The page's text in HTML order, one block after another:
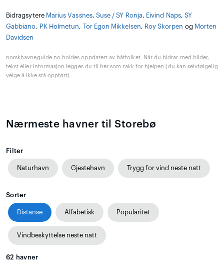
Bidragsytere Marius Vassnes, Suse / SY Ronja, Eivind Naps, SY
Gabbiano, PK Holmetun, Tor Egon Mikkelsen, Roy Skorpen og Morten
Davidsen
norskhavneguide.no holdes oppdatert av båtfolket. Når du bidrar med bilder,
tekst eller informasjon legges du til her som takk for hjelpen (du kan selvfølgelig
velge å ikke stå oppført).
Nærmeste havner til Storebø
Filter
Naturhavn Gjestehavn Trygg for vind neste natt
Sorter
Distanse Alfabetisk Popularitet
Vindbeskyttelse neste natt
62 havner